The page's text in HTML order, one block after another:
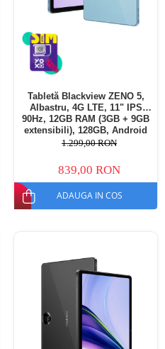
Tabletă Blackview ZENO 5,
Albastru, 4G LTE, 11" IPS
90Hz, 12GB RAM (3GB + 9GB
extensibili), 128GB, Android
16, Unisoc T7250, 8300mAh,
SIM
1.299,00 RON
839,00 RON
ADAUGA IN COS